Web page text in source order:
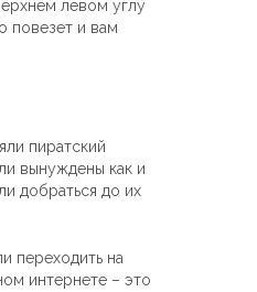
левом углу
повезет и вам
пиратский
вынуждены как и
добраться до их
переходить на
интернете – это